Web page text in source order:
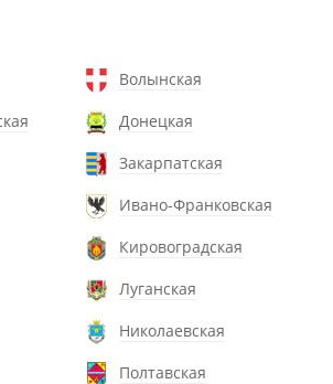
Волынская
Донецкая
Закарпатская
Ивано-Франковская
Кировоградская
Луганская
Николаевская
Полтавская